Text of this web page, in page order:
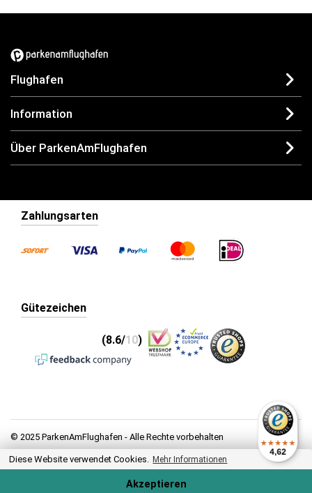
Flughafen
Information
Über ParkenAmFlughafen
Zahlungsarten
Gütezeichen
(8.6/10)
© 2025 ParkenAmFlughafen - Alle Rechte vorbehalten
Datenschutz
4,62
Diese Website verwendet Cookies. Mehr Informationen
Akzeptieren